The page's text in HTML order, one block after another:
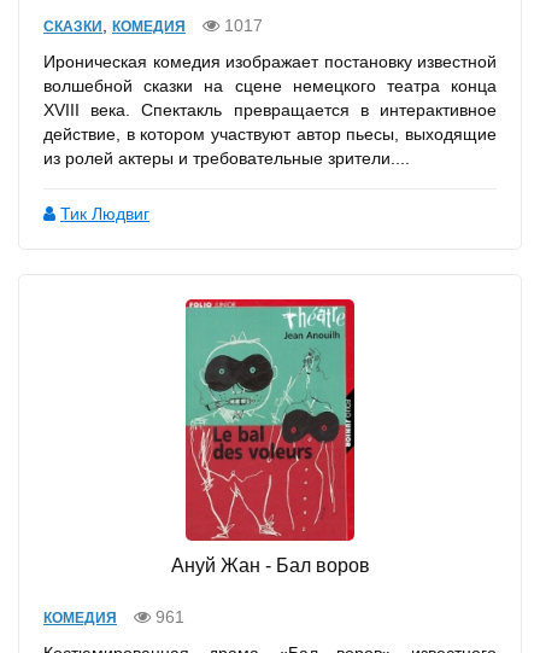
СКАЗКИ , КОМЕДИЯ
1017
Ироническая комедия изображает постановку известной
волшебной сказки на сцене немецкого театра конца
XVIII века. Спектакль превращается в интерактивное
действие, в котором участвуют автор пьесы, выходящие
из ролей актеры и требовательные зрители....
Тик Людвиг
Ануй Жан - Бал воров
КОМЕДИЯ
961